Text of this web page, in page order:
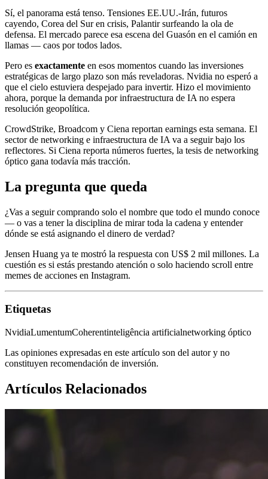
Sí, el panorama está tenso. Tensiones EE.UU.-Irán, futuros
cayendo, Corea del Sur en crisis, Palantir surfeando la ola de
defensa. El mercado parece esa escena del Guasón en el camión en
llamas — caos por todos lados.
Pero es exactamente en esos momentos cuando las inversiones
estratégicas de largo plazo son más reveladoras. Nvidia no esperó a
que el cielo estuviera despejado para invertir. Hizo el movimiento
ahora, porque la demanda por infraestructura de IA no espera
resolución geopolítica.
CrowdStrike, Broadcom y Ciena reportan earnings esta semana. El
sector de networking e infraestructura de IA va a seguir bajo los
reflectores. Si Ciena reporta números fuertes, la tesis de networking
óptico gana todavía más tracción.
La pregunta que queda
¿Vas a seguir comprando solo el nombre que todo el mundo conoce
— o vas a tener la disciplina de mirar toda la cadena y entender
dónde se está asignando el dinero de verdad?
Jensen Huang ya te mostró la respuesta con US$ 2 mil millones. La
cuestión es si estás prestando atención o solo haciendo scroll entre
memes de acciones en Instagram.
Etiquetas
NvidiaLumentumCoherentinteligência artificialnetworking óptico
Las opiniones expresadas en este artículo son del autor y no
constituyen recomendación de inversión.
Artículos Relacionados